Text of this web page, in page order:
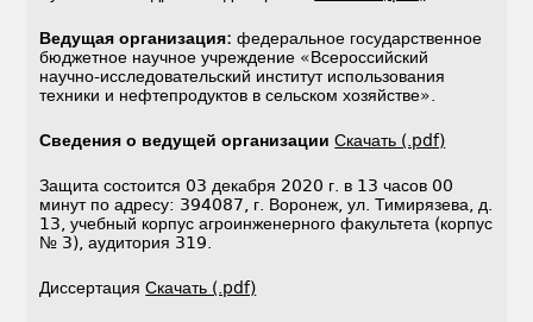
Ведущая организация:федеральное государственное
бюджетное научное учреждение «Всероссийский
научно-исследовательский институт использования
техники и нефтепродуктов в сельском хозяйстве».
Сведения о ведущей организации Скачать (.pdf)
Защита состоится 03 декабря 2020 г. в 13 часов 00
минут по адресу: 394087, г. Воронеж, ул. Тимирязева, д.
13, учебный корпус агроинженерного факультета (корпус
№ 3), аудитория 319.
ДиссертацияСкачать (.pdf)